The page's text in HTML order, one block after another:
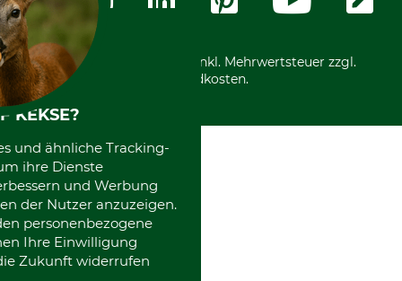
International
*Alle Preise in Euro und inkl. Mehrwertsteuer zzgl.
Versandkosten.
KEKSE?
und ähnliche Tracking-
ihre Dienste
und Werbung
der Nutzer anzuzeigen.
personenbezogene
Ihre Einwilligung
Zukunft widerrufen